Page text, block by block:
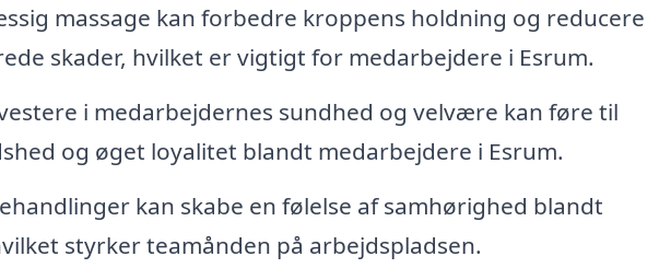
massage kan forbedre kroppens holdning og reducere
skader, hvilket er vigtigt for medarbejdere i Esrum.
i medarbejdernes sundhed og velvære kan føre til
og øget loyalitet blandt medarbejdere i Esrum.
kan skabe en følelse af samhørighed blandt
styrker teamånden på arbejdspladsen.